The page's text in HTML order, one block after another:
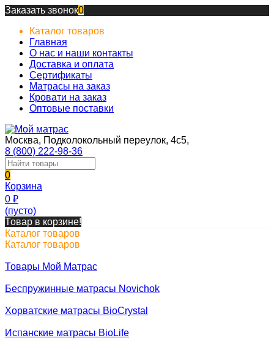
Заказать звонок0
Каталог товаров
Главная
О нас и наши контакты
Доставка и оплата
Сертификаты
Матрасы на заказ
Кровати на заказ
Оптовые поставки
Москва, Подколокольный переулок, 4с5,
8 (800) 222-98-36
0
Корзина
0 ₽
(пусто)
Товар в корзине!
Каталог товаров
Каталог товаров
Товары Мой Матрас
Беспружинные матрасы Novichok
Хорватские матрасы BioCrystal
Испанские матрасы BioLife